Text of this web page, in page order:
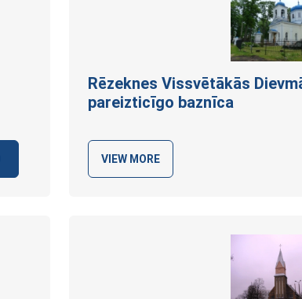
Rēzeknes Vissvētākās
pareizticīgo baznīca
VIEW MORE